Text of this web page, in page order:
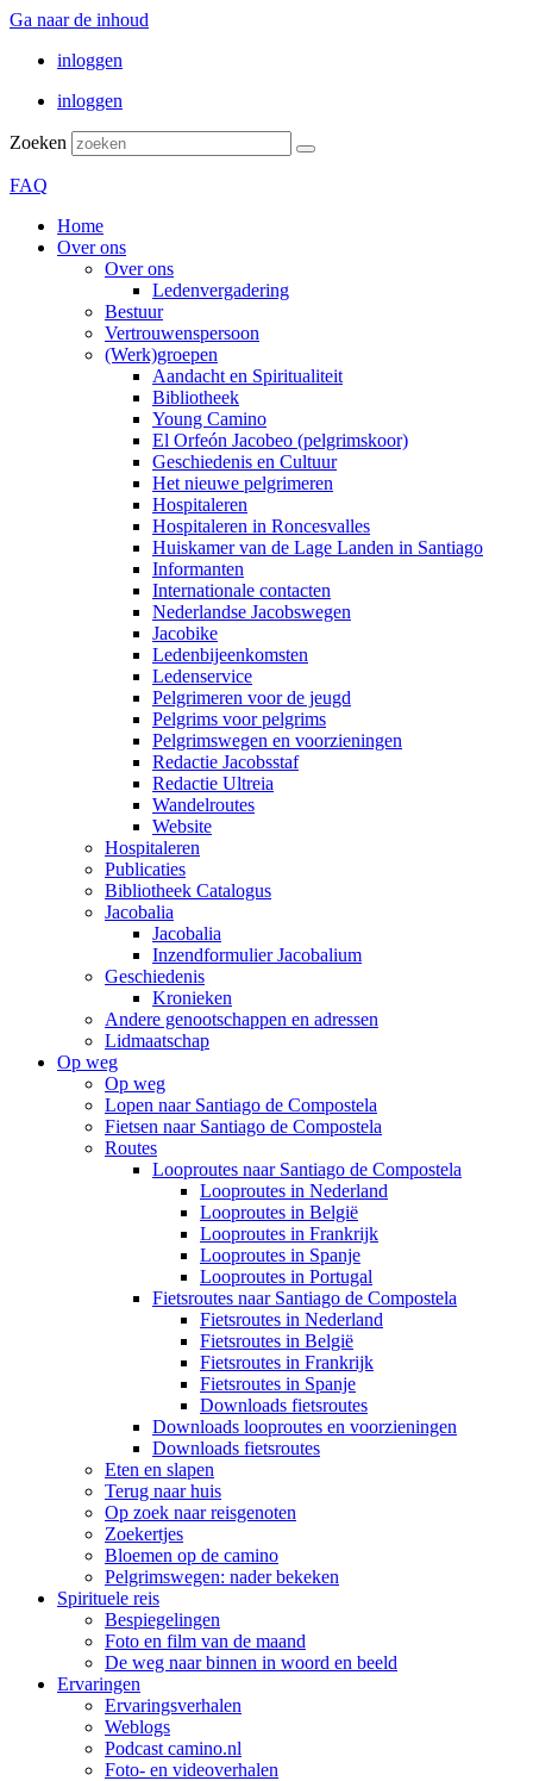
Ga naar de inhoud
inloggen
inloggen
Zoeken
FAQ
Home
Over ons
Over ons
Ledenvergadering
Bestuur
Vertrouwenspersoon
(Werk)groepen
Aandacht en Spiritualiteit
Bibliotheek
Young Camino
El Orfeón Jacobeo (pelgrimskoor)
Geschiedenis en Cultuur
Het nieuwe pelgrimeren
Hospitaleren
Hospitaleren in Roncesvalles
Huiskamer van de Lage Landen in Santiago
Informanten
Internationale contacten
Nederlandse Jacobswegen
Jacobike
Ledenbijeenkomsten
Ledenservice
Pelgrimeren voor de jeugd
Pelgrims voor pelgrims
Pelgrimswegen en voorzieningen
Redactie Jacobsstaf
Redactie Ultreia
Wandelroutes
Website
Hospitaleren
Publicaties
Bibliotheek Catalogus
Jacobalia
Jacobalia
Inzendformulier Jacobalium
Geschiedenis
Kronieken
Andere genootschappen en adressen
Lidmaatschap
Op weg
Op weg
Lopen naar Santiago de Compostela
Fietsen naar Santiago de Compostela
Routes
Looproutes naar Santiago de Compostela
Looproutes in Nederland
Looproutes in België
Looproutes in Frankrijk
Looproutes in Spanje
Looproutes in Portugal
Fietsroutes naar Santiago de Compostela
Fietsroutes in Nederland
Fietsroutes in België
Fietsroutes in Frankrijk
Fietsroutes in Spanje
Downloads fietsroutes
Downloads looproutes en voorzieningen
Downloads fietsroutes
Eten en slapen
Terug naar huis
Op zoek naar reisgenoten
Zoekertjes
Bloemen op de camino
Pelgrimswegen: nader bekeken
Spirituele reis
Bespiegelingen
Foto en film van de maand
De weg naar binnen in woord en beeld
Ervaringen
Ervaringsverhalen
Weblogs
Podcast camino.nl
Foto- en videoverhalen